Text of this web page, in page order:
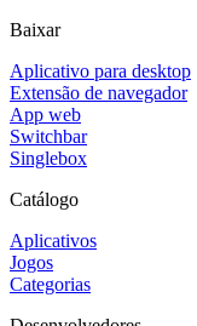
Baixar
Aplicativo para desktop
Extensão de navegador
App web
Switchbar
Singlebox
Catálogo
Aplicativos
Jogos
Categorias